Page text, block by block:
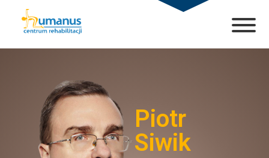
Piotr
Siwik